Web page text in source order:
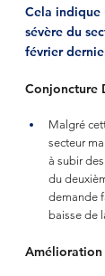
Cela indique
sévère du
février
Conjoncture
Malgré
secteur
à subir
du
demande
baisse de
Amélioration